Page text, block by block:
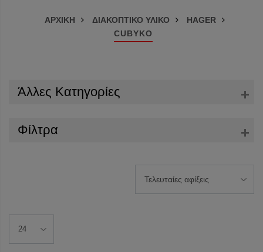
ΑΡΧΙΚΗ ΔΙΑΚΟΠΤΙΚΟ ΥΛΙΚΟ
HAGER
CUBYKO
Άλλες Κατηγορίες
Φίλτρα